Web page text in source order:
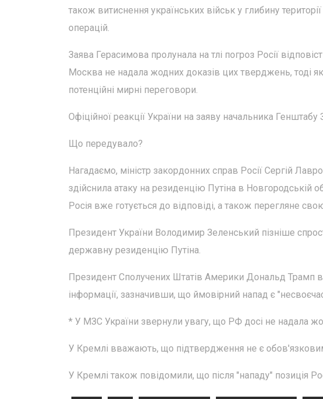
також витиснення українських військ у глибину
операцій.
Заява Герасимова пролунала на тлі погроз Росії
Москва не надала жодних доказів цих тверджень, тоді
потенційні мирні переговори.
Офіційної реакції України на заяву начальника
Що передувало?
Нагадаємо, міністр закордонних справ Росії Сергій
здійснила атаку на резиденцію Путіна в
Росія вже готується до відповіді, а також перегляне
Президент України Володимир Зеленський пізніше
державну резиденцію Путіна.
Президент Сполучених Штатів Америки Дональд Трамп
інформації, зазначивши, що ймовірний напад є
* У МЗС України звернули увагу, що РФ досі не надала
У Кремлі вважають, що підтвердження не є
У Кремлі також повідомили, що після "нападу" позиція